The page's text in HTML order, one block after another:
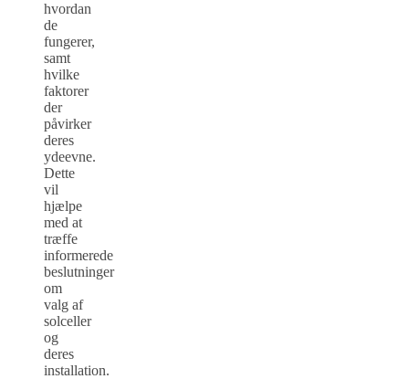
hvordan
de
fungerer,
samt
hvilke
faktorer
der
påvirker
deres
ydeevne.
Dette
vil
hjælpe
med at
træffe
informerede
beslutninger
om
valg af
solceller
og
deres
installation.